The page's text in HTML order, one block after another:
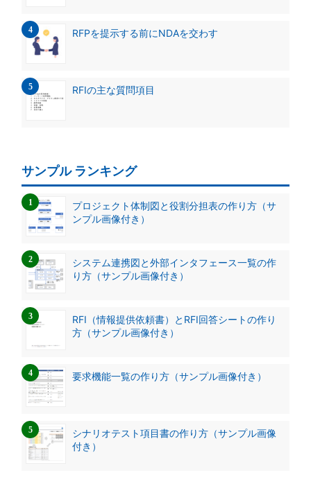
RFPを提示する前にNDAを交わす
RFIの主な質問項目
サンプル ランキング
プロジェクト体制図と役割分担表の作り方（サ
ンプル画像付き）
システム連携図と外部インタフェース一覧の作
り方（サンプル画像付き）
RFI（情報提供依頼書）とRFI回答シートの作り
方（サンプル画像付き）
要求機能一覧の作り方（サンプル画像付き）
シナリオテスト項目書の作り方（サンプル画像
付き）